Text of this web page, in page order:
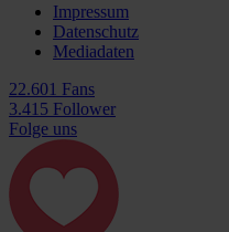
Impressum
Datenschutz
Mediadaten
22.601 Fans
3.415 Follower
Folge uns